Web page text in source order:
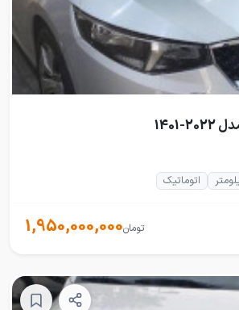
اتوماتیک
1,950,000,000تومان